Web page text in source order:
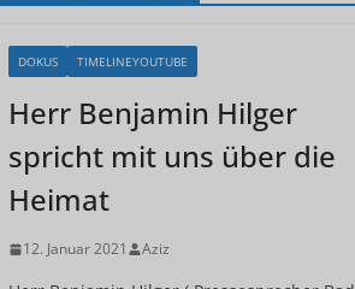
DOKUS TIMELINEYOUTUBE
Herr Benjamin Hilger
spricht mit uns über die
Heimat
12. Januar 2021 Aziz